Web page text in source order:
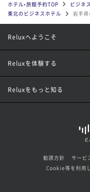
ホテル•旅館予約TOP
ビジネ
東北のビジネスホテル
岩手
Reluxへようこそ
Reluxを体験する
Reluxをもっと知る
勧誘方針 サービ
Cookie等を利用